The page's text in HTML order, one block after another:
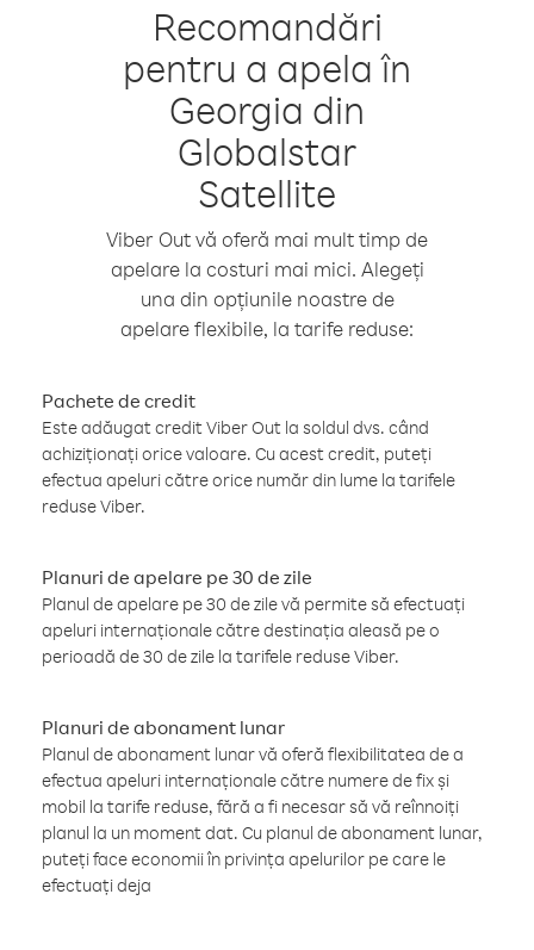
Recomandări
pentru a apela în
Georgia din
Globalstar
Satellite
Viber Out vă oferă mai mult timp de
apelare la costuri mai mici. Alegeți
una din opțiunile noastre de
apelare flexibile, la tarife reduse:
Pachete de credit
Este adăugat credit Viber Out la soldul dvs. când
achiziționați orice valoare. Cu acest credit, puteți
efectua apeluri către orice număr din lume la tarifele
reduse Viber.
Planuri de apelare pe 30 de zile
Planul de apelare pe 30 de zile vă permite să efectuați
apeluri internaționale către destinația aleasă pe o
perioadă de 30 de zile la tarifele reduse Viber.
Planuri de abonament lunar
Planul de abonament lunar vă oferă flexibilitatea de a
efectua apeluri internaționale către numere de fix și
mobil la tarife reduse, fără a fi necesar să vă reînnoiți
planul la un moment dat. Cu planul de abonament lunar,
puteți face economii în privința apelurilor pe care le
efectuați deja